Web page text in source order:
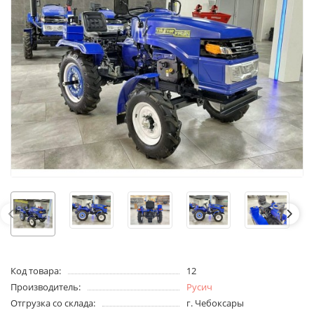
Код товара:
12
Производитель:
Русич
Отгрузка со склада:
г. Чебоксары